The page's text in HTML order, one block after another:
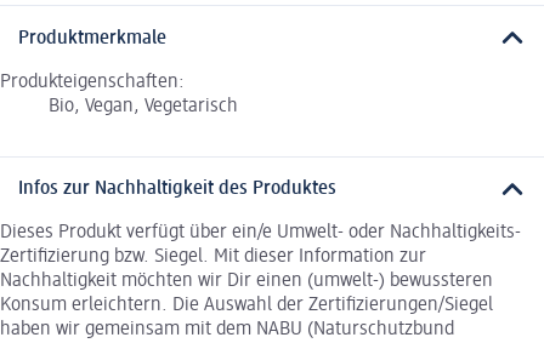
Produktmerkmale
Produkteigenschaften:
Bio, Vegan, Vegetarisch
Infos zur Nachhaltigkeit des Produktes
Dieses Produkt verfügt über ein/e Umwelt- oder Nachhaltigkeits-
Zertifizierung bzw. Siegel. Mit dieser Information zur
Nachhaltigkeit möchten wir Dir einen (umwelt-) bewussteren
Konsum erleichtern. Die Auswahl der Zertifizierungen/Siegel
haben wir gemeinsam mit dem NABU (Naturschutzbund